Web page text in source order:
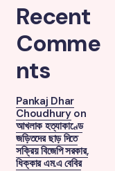
Recent
Comme
nts
Pankaj Dhar
Choudhuryon
আখলাক হত্যাকাণ্ডে
জড়িতদের ছাড় দিতে
সক্রিয় বিজেপি সরকার,
ধিক্কার এম.এ বেবির